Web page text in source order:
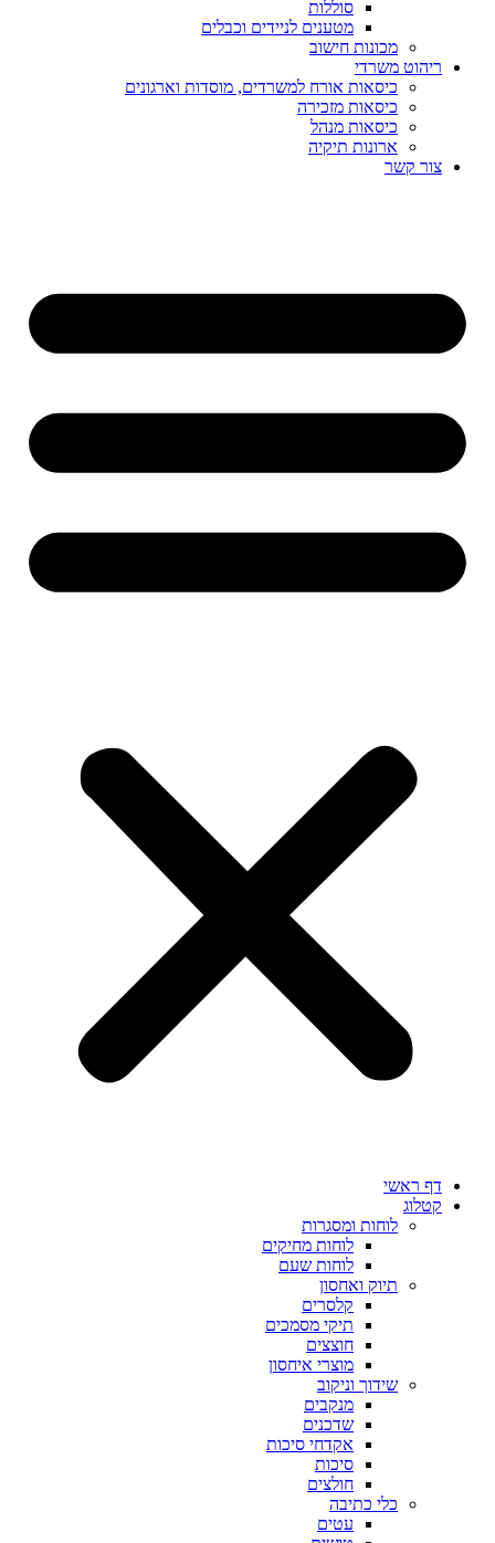
סוללות
מטענים לניידים וכבלים
מכונות חישוב
ריהוט משרדי
כיסאות אורח למשרדים, מוסדות וארגונים
כיסאות מזכירה
כיסאות מנהל
ארונות תיקיה
צור קשר
דף ראשי
קטלוג
לוחות ומסגרות
לוחות מחיקים
לוחות שעם
תיוק ואחסון
קלסרים
תיקי מסמכים
חוצצים
מוצרי איחסון
שידוך וניקוב
מנקבים
שדכנים
אקדחי סיכות
סיכות
חולצים
כלי כתיבה
עטים